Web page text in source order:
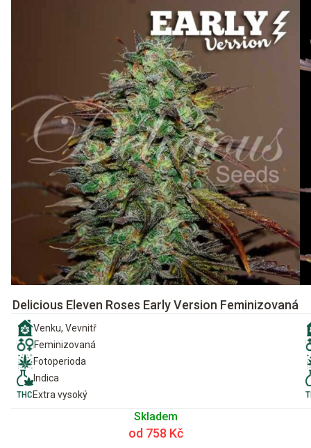
Delicious Eleven Roses Early Version Feminizovaná
Venku, Vevnitř
Feminizovaná
Fotoperioda
Indica
Extra vysoký
Skladem
od 758 Kč